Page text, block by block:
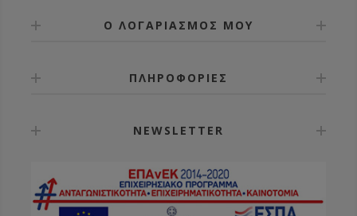
Ο ΛΟΓΑΡΙΑΣΜΟΣ ΜΟΥ
ΠΛΗΡΟΦΟΡΙΕΣ
NEWSLETTER